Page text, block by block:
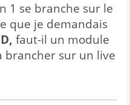
1 se branche sur le
que je demandais
faut-il un module
sur un live